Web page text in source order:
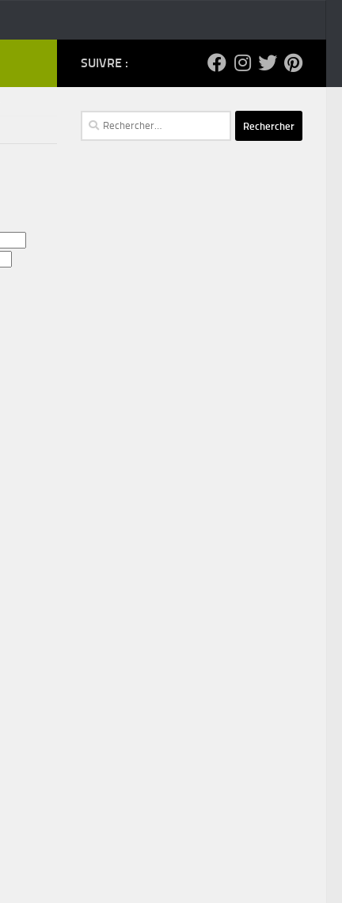
SUIVRE :
Rechercher :